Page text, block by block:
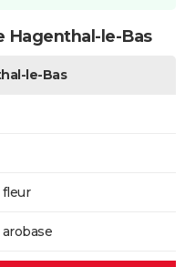
Hagenthal-le-Bas
le-Bas